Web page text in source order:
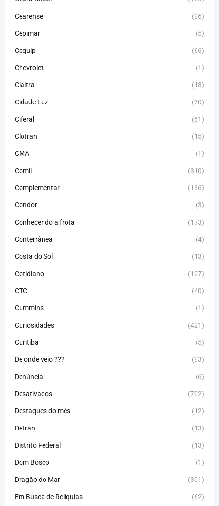
Cearense (96)
Cepimar (5)
Cequip (66)
Chevrolet (1)
Cialtra (18)
Cidade Luz (30)
Ciferal (61)
Clotran (15)
CMA (1)
Comil (310)
Complementar (136)
Condor (3)
Conhecendo a frota (173)
Conterrânea (4)
Costa do Sol (13)
Cotidiano (127)
CTC (40)
Cummins (1)
Curiosidades (421)
Curitiba (5)
De onde veio ??? (93)
Denúncia (6)
Desativados (702)
Destaques do mês (12)
Detran (13)
Distrito Federal (13)
Dom Bosco (1)
Dragão do Mar (301)
Em Busca de Relíquias (62)